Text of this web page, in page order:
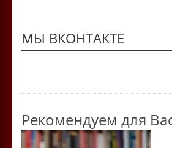
МЫ ВКОНТАКТЕ
Рекомендуем для